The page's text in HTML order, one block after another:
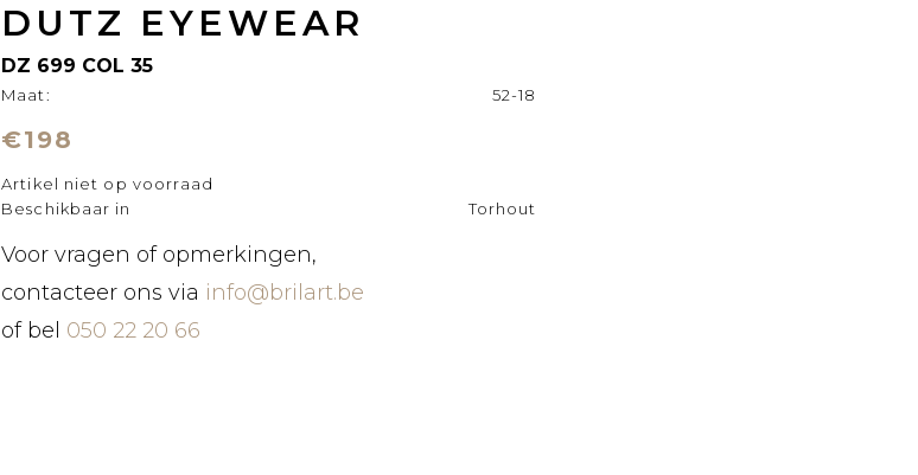
DUTZ EYEWEAR
DZ 699 COL 35
Maat: 52-18
€198
Artikel niet op voorraad
Beschikbaar in
Torhout
Voor vragen of opmerkingen,
contacteer ons via info@brilart.be
of bel 050 22 20 66